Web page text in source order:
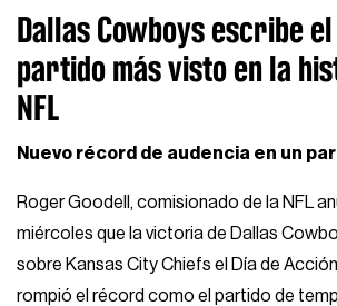
Dallas Cowboys escribe
partido más visto en la
NFL
Nuevo récord de audencia en un
Roger Goodell, comisionado de la NFL
miércoles que la victoria de Dallas
sobre Kansas City Chiefs el Día de
rompió el récord como el partido de